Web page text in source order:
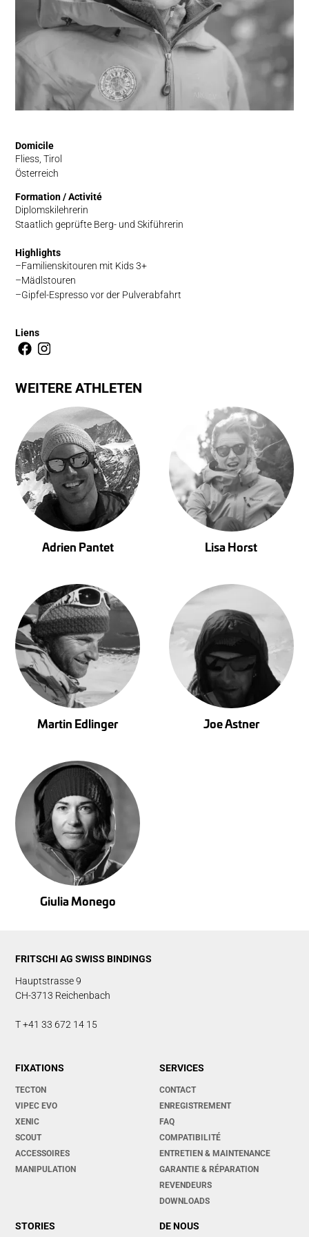
Domicile
Fliess, Tirol
Österreich
Formation / Activité
Diplomskilehrerin
Staatlich geprüfte Berg- und Skiführerin
Highlights
Familienskitouren mit Kids 3+
Mädlstouren
Gipfel-Espresso vor der Pulverabfahrt
Liens
WEITERE ATHLETEN
Adrien Pantet Lisa Horst
Martin Edlinger Joe Astner
Giulia Monego
FRITSCHI AG SWISS BINDINGS
Hauptstrasse 9
CH-3713 Reichenbach
T +41 33 672 14 15
FIXATIONS
TECTON
VIPEC EVO
XENIC
SCOUT
ACCESSOIRES
MANIPULATION
SERVICES
CONTACT
ENREGISTREMENT
FAQ
COMPATIBILITÉ
ENTRETIEN & MAINTENANCE
GARANTIE & RÉPARATION
REVENDEURS
DOWNLOADS
STORIES DE NOUS